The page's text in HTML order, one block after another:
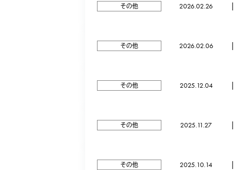
その他 2026.02.26 |
その他 2026.02.06 |
その他 2025.12.04 |
その他 2025.11.27 |
その他 2025.10.14 |